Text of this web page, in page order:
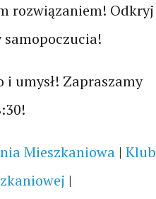
rozwiązaniem! Odkryj
i umysł! Zapraszamy
Mieszkaniowa | Klub
|